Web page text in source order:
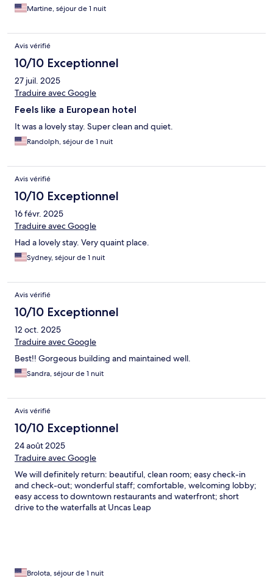
Martine, séjour de 1 nuit
Avis vérifié
10/10 Exceptionnel
27 juil. 2025
Traduire avec Google
Feels like a European hotel
It was a lovely stay. Super clean and quiet.
Randolph, séjour de 1 nuit
Avis vérifié
10/10 Exceptionnel
16 févr. 2025
Traduire avec Google
Had a lovely stay. Very quaint place.
Sydney, séjour de 1 nuit
Avis vérifié
10/10 Exceptionnel
12 oct. 2025
Traduire avec Google
Best!! Gorgeous building and maintained well.
Sandra, séjour de 1 nuit
Avis vérifié
10/10 Exceptionnel
24 août 2025
Traduire avec Google
We will definitely return: beautiful, clean room; easy check-in
and check-out; wonderful staff; comfortable, welcoming lobby;
easy access to downtown restaurants and waterfront; short
drive to the waterfalls at Uncas Leap
Brolota, séjour de 1 nuit